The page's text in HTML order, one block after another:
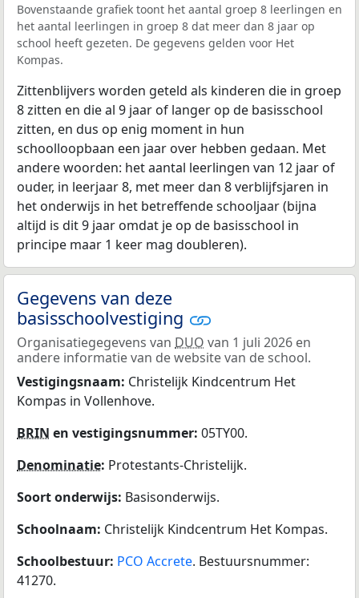
Bovenstaande grafiek toont het aantal groep 8 leerlingen en
het aantal leerlingen in groep 8 dat meer dan 8 jaar op
school heeft gezeten. De gegevens gelden voor Het
Kompas.
Zittenblijvers worden geteld als kinderen die in groep
8 zitten en die al 9 jaar of langer op de basisschool
zitten, en dus op enig moment in hun
schoolloopbaan een jaar over hebben gedaan. Met
andere woorden: het aantal leerlingen van 12 jaar of
ouder, in leerjaar 8, met meer dan 8 verblijfsjaren in
het onderwijs in het betreffende schooljaar (bijna
altijd is dit 9 jaar omdat je op de basisschool in
principe maar 1 keer mag doubleren).
Gegevens van deze
basisschoolvestiging
Organisatiegegevens van DUO van 1 juli 2026 en
andere informatie van de website van de school.
Vestigingsnaam: Christelijk Kindcentrum Het
Kompas in Vollenhove.
BRIN en vestigingsnummer: 05TY00.
Denominatie: Protestants-Christelijk.
Soort onderwijs: Basisonderwijs.
Schoolnaam: Christelijk Kindcentrum Het Kompas.
Schoolbestuur: PCO Accrete. Bestuursnummer:
41270.